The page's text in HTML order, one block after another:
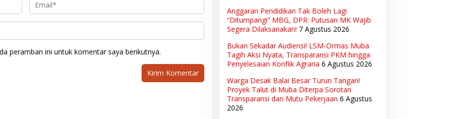
peramban ini untuk komentar saya berikutnya.
Anggaran Pendidikan Tak Boleh Lagi
“Ditumpangi” MBG, DPR: Putusan MK Wajib
Segera Dilaksanakan! 7 Agustus 2026
Bukan Sekadar Audiensi! LSM-Ormas Muba
Tagih Aksi Nyata, Transparansi PKM hingga
Penyelesaian Konflik Agraria 6 Agustus 2026
Warga Desak Balai Besar Turun Tangan!
Proyek Talut di Muba Diterpa Sorotan
Transparansi dan Mutu Pekerjaan 6 Agustus
2026